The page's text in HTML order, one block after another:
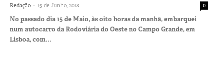
Redação - 15 de Junho, 2018 0
No passado dia 15 de Maio, às oito horas da manhã, embarquei
num autocarro da Rodoviária do Oeste no Campo Grande, em
Lisboa, com...